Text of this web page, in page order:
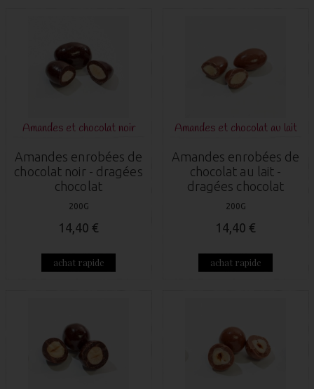
Amandes et chocolat noir
Amandes enrobées de
chocolat noir - dragées
chocolat
200G
14,40 €
achat rapide
Amandes et chocolat au lait
Amandes enrobées de
chocolat au lait -
dragées chocolat
200G
14,40 €
achat rapide